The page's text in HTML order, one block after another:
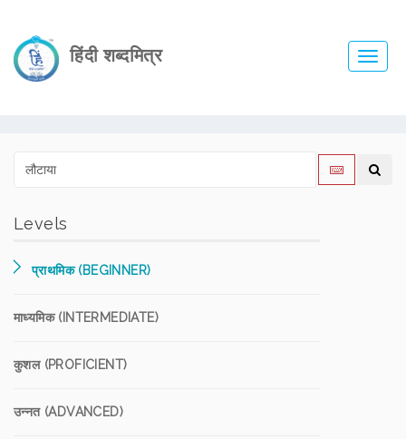
हिंदी शब्दमित्र
Levels
प्राथमिक (BEGINNER)
माध्यमिक (INTERMEDIATE)
कुशल (PROFICIENT)
उन्नत (ADVANCED)